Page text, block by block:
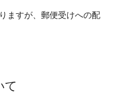
ますが、郵便受けへの配
て